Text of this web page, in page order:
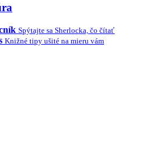
Spýtajte sa Sherlocka, čo čítať
Knižné tipy ušité na mieru vám